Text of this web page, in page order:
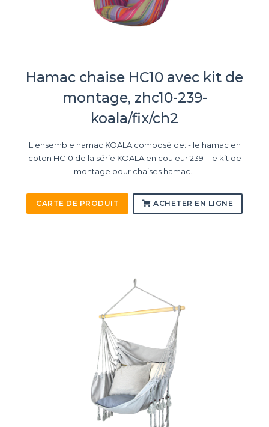
Hamac chaise HC10 avec kit de
montage, zhc10-239-
koala/fix/ch2
L'ensemble hamac KOALA composé de: - le hamac en
coton HC10 de la série KOALA en couleur 239 - le kit de
montage pour chaises hamac.
CARTE DE PRODUIT ACHETER EN LIGNE